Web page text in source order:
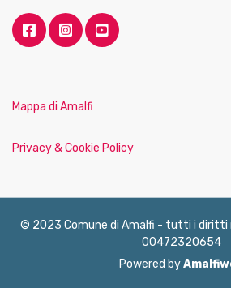
Mappa di Amalfi
Privacy & Cookie Policy
© 2023 Comune di Amalfi - tutti i diritti
00472320654
Powered by